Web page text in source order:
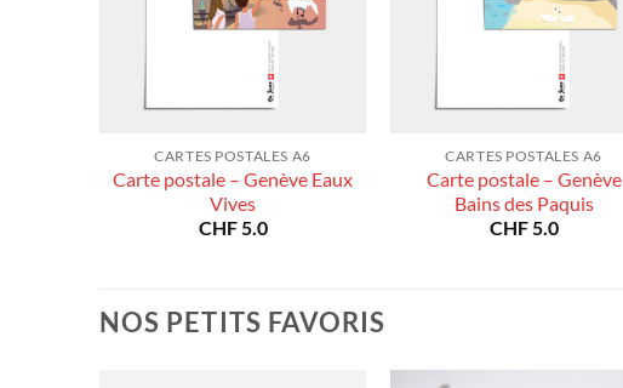
CARTES POSTALES A6
Carte postale – Genève Eaux
Vives
CHF5.0
CARTES POSTALES A6
Carte postale – Genève
Bains des Paquis
CHF5.0
NOS PETITS FAVORIS